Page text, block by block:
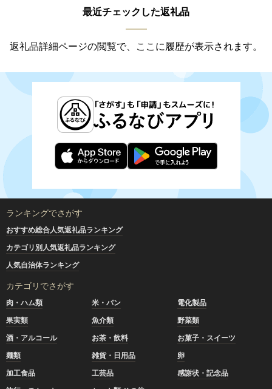
最近チェックした返礼品
返礼品詳細ページの閲覧で、ここに履歴が表示されます。
ランキングでさがす
おすすめ総合人気返礼品ランキング
カテゴリ別人気返礼品ランキング
人気自治体ランキング
カテゴリでさがす
肉・ハム類 米・パン
電化製品
果実類
魚介類
野菜類
酒・アルコール
お茶・飲料
お菓子・スイーツ
麺類
雑貨・日用品
卵
加工食品
工芸品
感謝状・記念品